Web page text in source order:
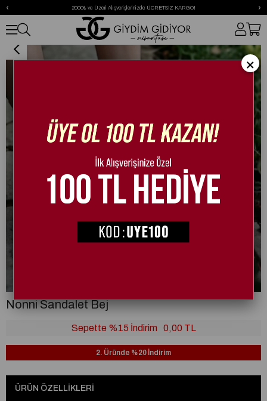
2000₺ ve Üzeri Alışverişlerinizde ÜCRETSİZ KARGO!
‹ ›
Nonni Sandalet Bej
Nonni Sandalet Bej
Sepette %15 İndirim 0,00 TL
2. Üründe %20 İndirim
ÜRÜN ÖZELLIKLERI
×